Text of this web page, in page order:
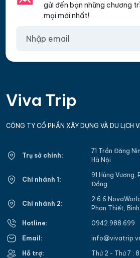
gửi đến bạn những chương
mại mới nhất!
Viva Trip
CÔNG TY CỔ PHẦN XÂY DỰNG VÀ DU LỊCH
Trụ sở chính:
71 Trần Đăng
Hà Nội
Chi nhánh 1:
91 Hùng Vương,
Đồng
Chi nhánh 2:
2.6.6
Phan Thiết,
Hotline:
0942.988.699
Email:
Hỗ trợ:
Thứ 2 - Thứ 7 :